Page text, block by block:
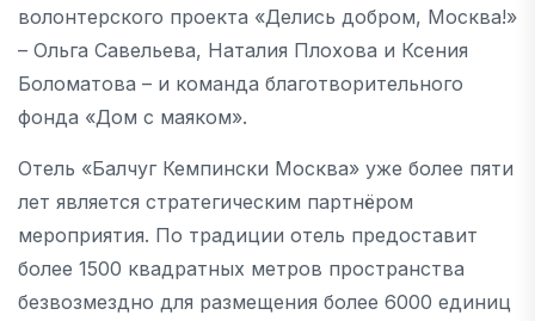
волонтерского проекта «Делись добром, Москва!»
– Ольга Савельева, Наталия Плохова и Ксения
Боломатова – и команда благотворительного
фонда «Дом с маяком».
Отель «Балчуг Кемпински Москва» уже более пяти
лет является стратегическим партнёром
мероприятия. По традиции отель предоставит
более 1500 квадратных метров пространства
безвозмездно для размещения более 6000 единиц